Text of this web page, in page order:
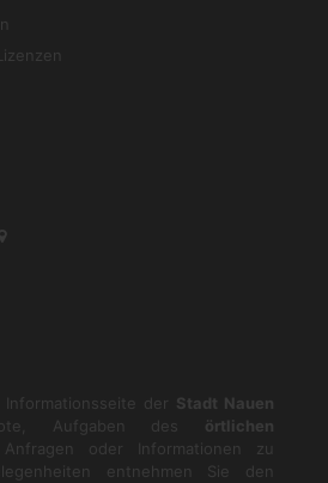
Informationsseite der Stadt Nauen
Aufgaben des örtlichen
Anfragen oder Informationen zu
entnehmen Sie den